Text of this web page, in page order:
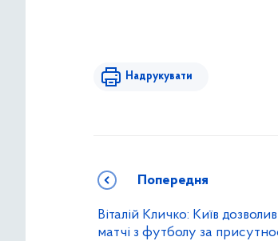
Надрукувати
Попередня
Віталій Кличко: Київ
матчі з футболу за